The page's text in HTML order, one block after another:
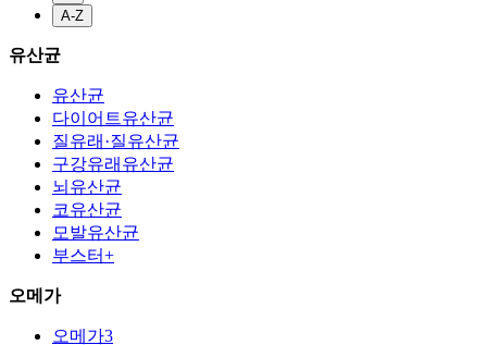
A-Z
유산균
유산균
다이어트유산균
질유래·질유산균
구강유래유산균
뇌유산균
코유산균
모발유산균
부스터+
오메가
오메가3